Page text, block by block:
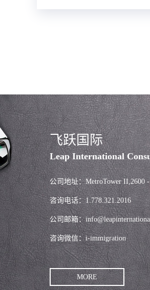
飞跃国际
Leap International
公司地址：MetroTower II,2600 -
咨询电话：1.778.321.2016
公司邮箱：
咨询微信：i-immigration
MORE